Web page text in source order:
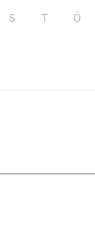
S T Ó